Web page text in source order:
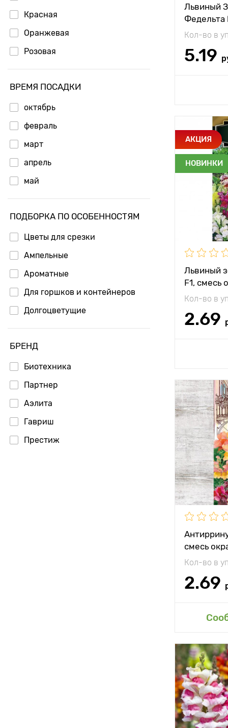
Красная
Оранжевая
Розовая
ВРЕМЯ ПОСАДКИ
октябрь
февраль
март
апрель
май
ПОДБОРКА ПО ОСОБЕННОСТЯМ
Цветы для срезки
Ампельные
Ароматные
Для горшков и контейнеров
Долгоцветущие
БРЕНД
Биотехника
Партнер
Аэлита
Гавриш
Престиж
Львиный
Федельта
Кол-во в
5.19
АКЦИЯ
НОВИНКИ
Львиный
F1, смесь
Кол-во в
2.69
Особенности
Высота
Растояние
растениями
смесь
Кол-во в
2.69
Высота
Растояние
растениями
Высота
Растояние
растениями